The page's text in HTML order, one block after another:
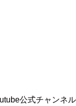
公式チャンネ